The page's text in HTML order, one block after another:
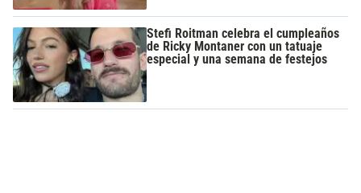
Stefi Roitman celebra el cumpleaños
de Ricky Montaner con un tatuaje
especial y una semana de festejos